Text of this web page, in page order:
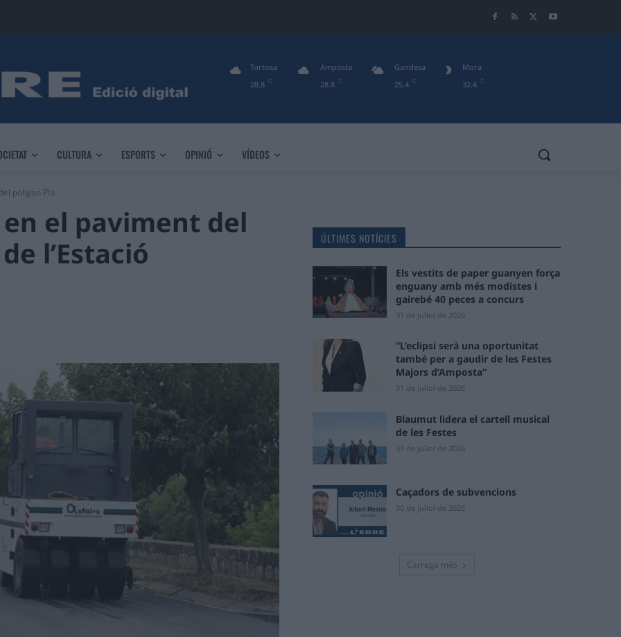
28.8 C
Tortosa
28.8 C
Amposta
25.4 C
Gandesa
32.4 C
Mora
CULTURA ESPORTS OPINIÓ VÍDEOS
polígon Pla...
el paviment del
l’Estació
ÚLTIMES NOTÍCIES
Els vestits de paper guanyen força
enguany amb més modistes i
gairebé 40 peces a concurs
31 de juliol de 2026
“L’eclipsi serà una oportunitat
també per a gaudir de les Festes
Majors d’Amposta”
31 de juliol de 2026
Blaumut lidera el cartell musical
de les Festes
31 de juliol de 2026
Caçadors de subvencions
30 de juliol de 2026
Carrega més